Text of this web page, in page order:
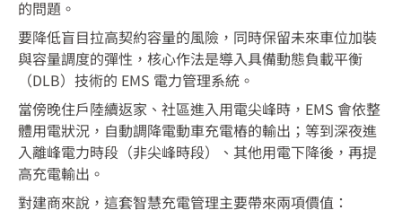
的問題。
要降低盲目拉高契約容量的風險，同時保留未來車位加裝
與容量調度的彈性，核心作法是導入具備動態負載平衡
（DLB）技術的 EMS 電力管理系統。
當傍晚住戶陸續返家、社區進入用電尖峰時，EMS 會依整
體用電狀況，自動調降電動車充電樁的輸出；等到深夜進
入離峰電力時段（非尖峰時段）、其他用電下降後，再提
高充電輸出。
對建商來說，這套智慧充電管理主要帶來兩項價值：